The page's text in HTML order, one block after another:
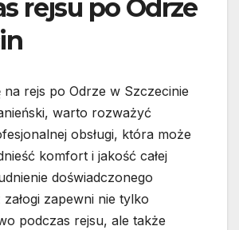
rejsu po Odrze
na rejs po Odrze w Szczecinie
warto rozważyć
obsługi, która może
komfort i jakość całej
doświadczonego
zapewni nie tylko
podczas rejsu, ale także